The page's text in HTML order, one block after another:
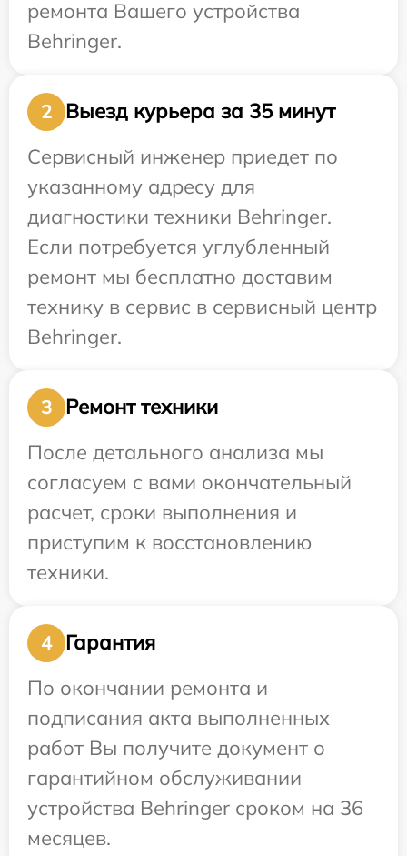
ремонта Вашего устройства
Behringer.
2
Выезд курьера за 35 минут
Сервисный инженер приедет по
указанному адресу для
диагностики техники Behringer.
Если потребуется углубленный
ремонт мы бесплатно доставим
технику в сервис в сервисный центр
Behringer.
3
Ремонт техники
После детального анализа мы
согласуем с вами окончательный
расчет, сроки выполнения и
приступим к восстановлению
техники.
4
Гарантия
По окончании ремонта и
подписания акта выполненных
работ Вы получите документ о
гарантийном обслуживании
устройства Behringer сроком на 36
месяцев.